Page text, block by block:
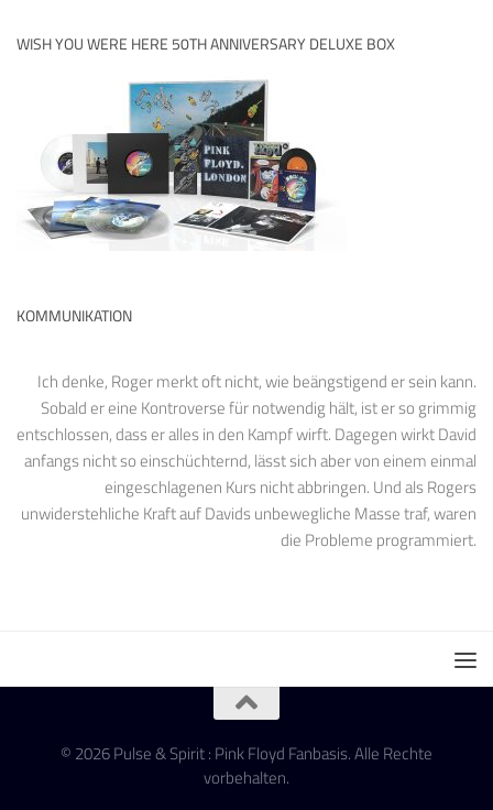
WISH YOU WERE HERE 50TH ANNIVERSARY DELUXE BOX
KOMMUNIKATION
Ich denke, Roger merkt oft nicht, wie beängstigend er sein kann.
Sobald er eine Kontroverse für notwendig hält, ist er so grimmig
entschlossen, dass er alles in den Kampf wirft. Dagegen wirkt David
anfangs nicht so einschüchternd, lässt sich aber von einem einmal
eingeschlagenen Kurs nicht abbringen. Und als Rogers
unwiderstehliche Kraft auf Davids unbewegliche Masse traf, waren
die Probleme programmiert.
© 2026 Pulse & Spirit : Pink Floyd Fanbasis. Alle Rechte
vorbehalten.